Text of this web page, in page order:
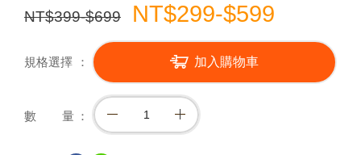
NT$399-$699 NT$299-$599
規格選擇 加入購物車
數 量